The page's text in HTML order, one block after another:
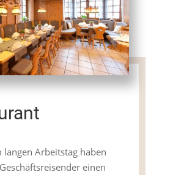
langen Arbeitstag haben
einen